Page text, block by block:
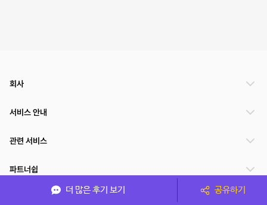
더 많은 후기 보기 공유하기
회사
서비스 안내
관련 서비스
파트너쉽
서비스 제공 국가